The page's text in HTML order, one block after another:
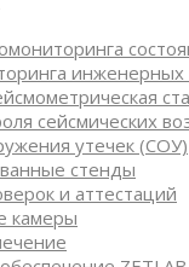
сейсмических
утечек (СОУ)
стенды
и аттестаций
камеры